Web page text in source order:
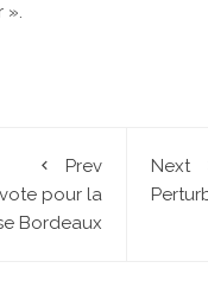
».
Prev
pour la
Bordeaux
Next